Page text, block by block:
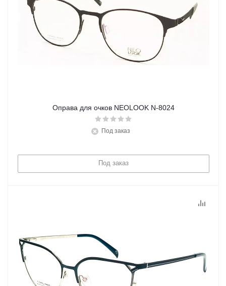
Оправа для очков NEOLOOK N-8024
Под заказ
Под заказ